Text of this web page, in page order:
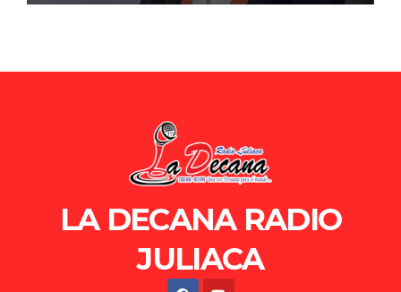
LA DECANA RADIO
JULIACA